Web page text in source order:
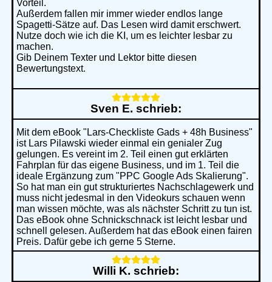
Vorteil.
Außerdem fallen mir immer wieder endlos lange
Spagetti-Sätze auf. Das Lesen wird damit erschwert.
Nutze doch wie ich die KI, um es leichter lesbar zu
machen.
Gib Deinem Texter und Lektor bitte diesen
Bewertungstext.
Sven E. schrieb:
Mit dem eBook "Lars-Checkliste Gads + 48h Business"
ist Lars Pilawski wieder einmal ein genialer Zug
gelungen. Es vereint im 2. Teil einen gut erklärten
Fahrplan für das eigene Business, und im 1. Teil die
ideale Ergänzung zum "PPC Google Ads Skalierung".
So hat man ein gut strukturiertes Nachschlagewerk und
muss nicht jedesmal in den Videokurs schauen wenn
man wissen möchte, was als nächster Schritt zu tun ist.
Das eBook ohne Schnickschnack ist leicht lesbar und
schnell gelesen. Außerdem hat das eBook einen fairen
Preis. Dafür gebe ich gerne 5 Sterne.
Willi K. schrieb: